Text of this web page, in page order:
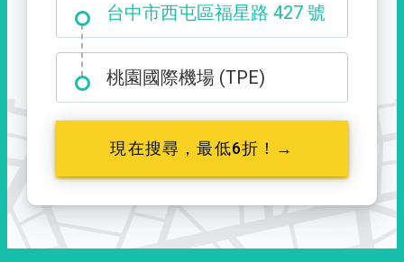
西門町
桃園國際機場 (TPE)
現在搜尋，最低6折！→